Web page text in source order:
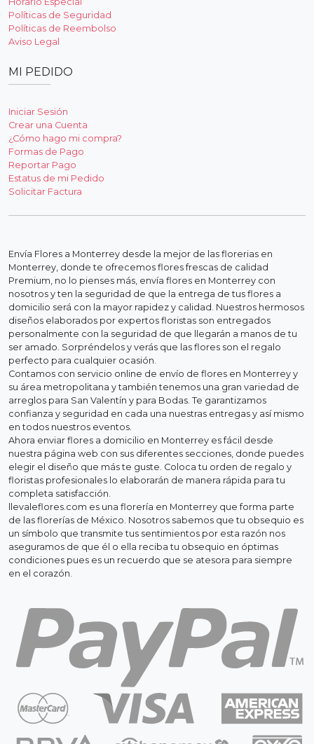
Políticas de Seguridad
Políticas de Reembolso
Aviso Legal
MI PEDIDO
Iniciar Sesión
Crear una Cuenta
¿Cómo hago mi compra?
Formas de Pago
Reportar Pago
Estatus de mi Pedido
Solicitar Factura
Envía Flores a Monterrey desde la mejor de las florerias en
Monterrey, donde te ofrecemos flores frescas de calidad
Premium, no lo pienses más, envía flores en Monterrey con
nosotros y ten la seguridad de que la entrega de tus flores a
domicilio será con la mayor rapidez y calidad. Nuestros hermosos
diseños elaborados por expertos floristas son entregados
personalmente con la seguridad de que llegarán a manos de tu
ser amado. Sorpréndelos y verás que las flores son el regalo
perfecto para cualquier ocasión.
Contamos con servicio online de envío de flores en Monterrey y
su área metropolitana y también tenemos una gran variedad de
arreglos para San Valentín y para Bodas. Te garantizamos
confianza y seguridad en cada una nuestras entregas y así mismo
en todos nuestros eventos.
Ahora enviar flores a domicilio en Monterrey es fácil desde
nuestra página web con sus diferentes secciones, donde puedes
elegir el diseño que más te guste. Coloca tu orden de regalo y
floristas profesionales lo elaborarán de manera rápida para tu
completa satisfacción.
llevaleflores.com es una florería en Monterrey que forma parte
de las florerías de México. Nosotros sabemos que tu obsequio es
un símbolo que transmite tus sentimientos por esta razón nos
aseguramos de que él o ella reciba tu obsequio en óptimas
condiciones pues es un recuerdo que se atesora para siempre
en el corazón.